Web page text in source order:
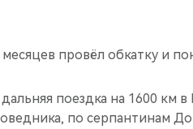
провёл обкатку и
поездка на 1600 км
по серпантинам